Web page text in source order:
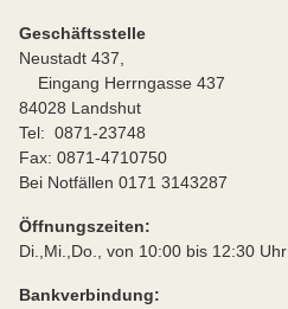
Geschäftsstelle
Neustadt 437,
Eingang Herrngasse 437
84028 Landshut
Tel: 0871-23748
Fax: 0871-4710750
Bei Notfällen 0171 3143287
Öffnungszeiten:
Di.,Mi.,Do., von 10:00 bis 12:30 Uhr
Bankverbindung: